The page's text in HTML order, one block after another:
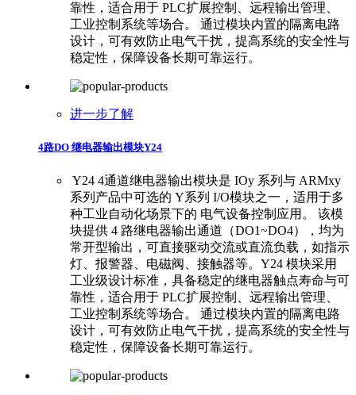
靠性，适合用于 PLC扩展控制、远程输出管理、
工业控制系统等场合。 ​ ​通过模块内置的隔离电路
设计，可有效防止电气干扰，提高系统的安全性与
稳定性，保障设备长期可靠运行。
进一步了解
4路DO 继电器输出模块Y24
​ ​Y24 4通道继电器输出模块是 IOy 系列与 ARMxy
系列产品中可选的 Y系列 I/O模块之一，适用于多
种工业自动化场景下的 电气设备控制应用。 ​ ​该模
块提供 4 路继电器输出通道（DO1~DO4），均为
常开型输出，可直接驱动交流或直流负载，如指示
灯、报警器、电磁阀、接触器等。Y24 模块采用
工业级设计标准，具备稳定的继电器触点寿命与可
靠性，适合用于 PLC扩展控制、远程输出管理、
工业控制系统等场合。 ​ ​通过模块内置的隔离电路
设计，可有效防止电气干扰，提高系统的安全性与
稳定性，保障设备长期可靠运行。